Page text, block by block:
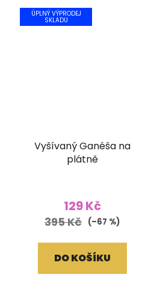
ÚPLNÝ VÝPRODEJ
SKLADU
Vyšívaný Ganéša na
plátně
129 Kč
395 Kč (–67 %)
DO KOŠÍKU